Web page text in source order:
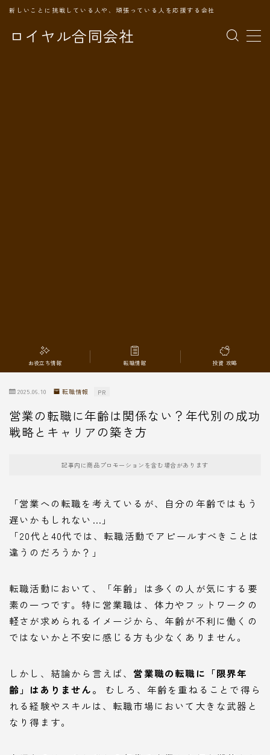
ロイヤル合同会社
新しいことに挑戦している人や、頑張っている人を応援する会社
MENU
お役立ち情報 転職情報 投資 攻略
2025.06.10 転職情報 PR
営業の転職に年齢は関係ない？年代別の成功
戦略とキャリアの築き方
記事内に商品プロモーションを含む場合があります
「営業への転職を考えているが、自分の年齢ではもう
遅いかもしれない…」
「20代と40代では、転職活動でアピールすべきことは
違うのだろうか？」
転職活動において、「年齢」は多くの人が気にする要
素の一つです。特に営業職は、体力やフットワークの
軽さが求められるイメージから、年齢が不利に働くの
ではないかと不安に感じる方も少なくありません。
しかし、結論から言えば、 営業職の転職に「限界年
齢」はありません。
むしろ、年齢を重ねることで得ら
れる経験やスキルは、転職市場において大きな武器と
なり得ます。